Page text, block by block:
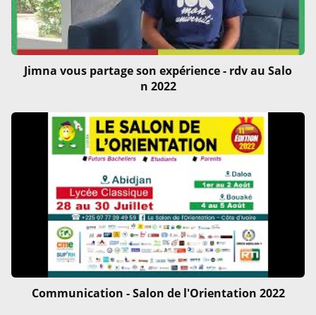
Jimna vous partage son expérience - rdv au Salo
n 2022
Communication - Salon de l'Orientation 2022